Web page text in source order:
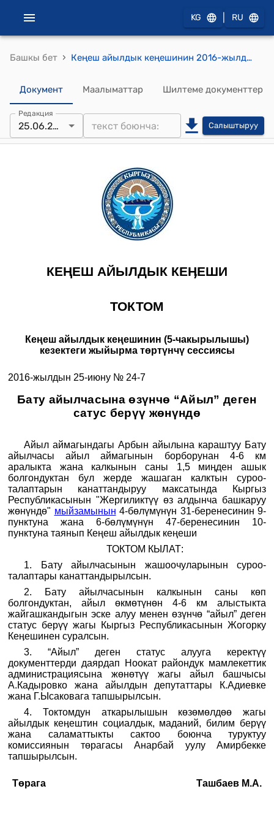
KG RU
Башкы бет › Кеңеш айылдык кеңешинин 2016-жылдын 25-июнундагы № 24-7 "Бату айылчасына өзүнчө “Айыл” деген сатус берүү жөнүндө" токтому
Документ Маалыматтар Шилтеме документтер
Редакция
25.06.2016 Салыштыруу